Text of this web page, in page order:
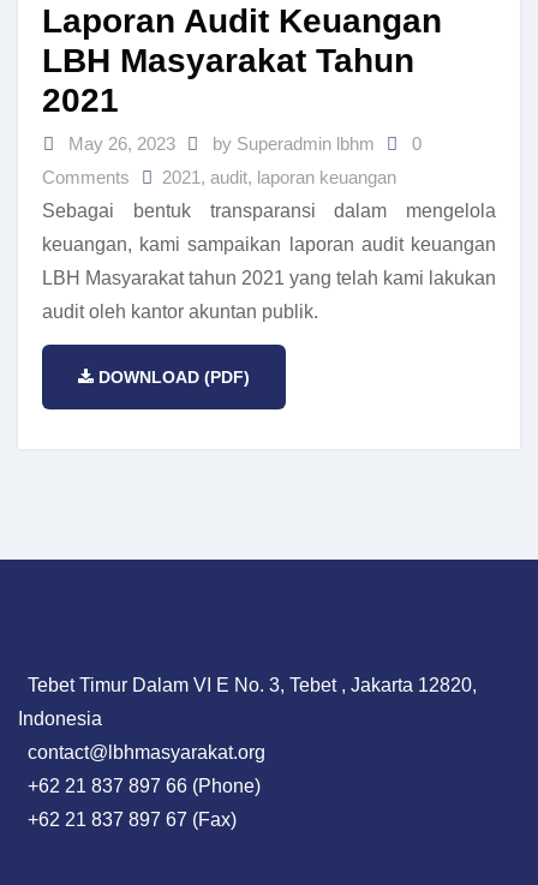
Laporan Audit Keuangan
LBH Masyarakat Tahun
2021
May 26, 2023 by Superadmin lbhm
0
Comments
2021 , audit, laporan keuangan
Sebagai bentuk transparansi dalam mengelola
keuangan, kami sampaikan laporan audit keuangan
LBH Masyarakat tahun 2021 yang telah kami lakukan
audit oleh kantor akuntan publik.
DOWNLOAD (PDF)
Tebet Timur Dalam VI E No. 3, Tebet , Jakarta 12820,
Indonesia
contact@lbhmasyarakat.org
+62 21 837 897 66 (Phone)
+62 21 837 897 67 (Fax)